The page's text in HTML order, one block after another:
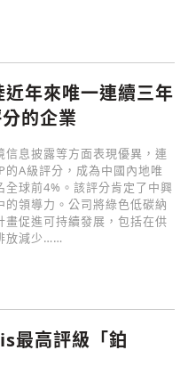
年來唯一連續三年
的企業
息披露等方面表現優異，連
A級評分，成為中國內地唯
球前4%。該評分肯定了中興
領導力。公司將綠色低碳納
畫促進可持續發展，包括在供
放減少……
最高評級「鉑